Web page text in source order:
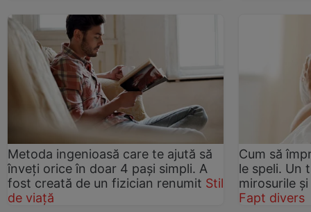
Metoda ingenioasă care te ajută să
înveți orice în doar 4 pași simpli. A
fost creată de un fizician renumit Stil
de viață
Cum să
le speli. Un
mirosurile
Fapt divers